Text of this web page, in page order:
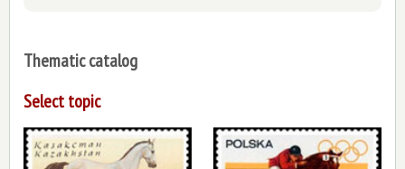
Thematic catalog
Select topic